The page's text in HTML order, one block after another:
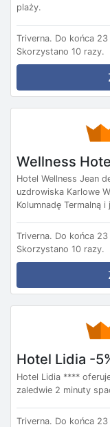
plaży.
Triverna. Do końca
Skorzystano 10 razy.
Wellness
Hotel Wellness Jean
uzdrowiska Karlowe
Kolumnadę Termalną
Triverna. Do końca
Skorzystano 10 razy.
Hotel Lidia -
Hotel Lidia ****
zaledwie 2 minuty
Triverna. Do końca